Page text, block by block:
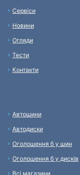
Сервіси
Новини
Огляди
Тести
Контакти
Автошини
Автодиски
Оголошення б у шин
Оголошення б у дисків
Всі магазини